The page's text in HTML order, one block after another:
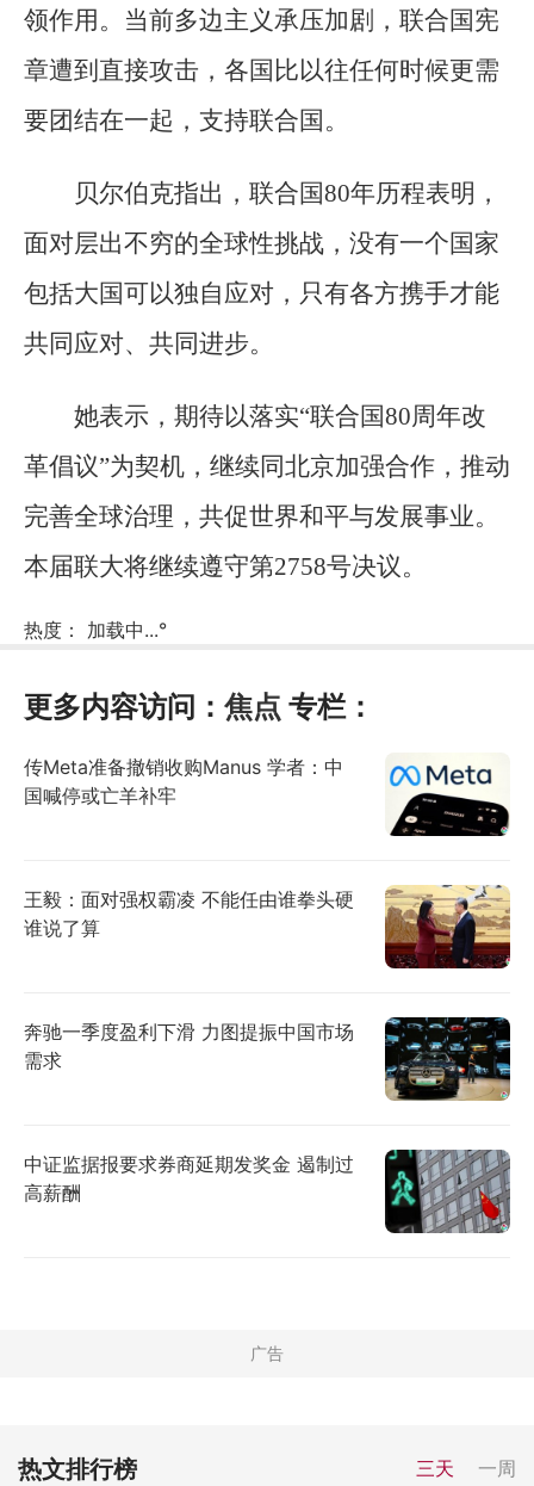
领作用。当前多边主义承压加剧，联合国宪
章遭到直接攻击，各国比以往任何时候更需
要团结在一起，支持联合国。
贝尔伯克指出，联合国80年历程表明，
面对层出不穷的全球性挑战，没有一个国家
包括大国可以独自应对，只有各方携手才能
共同应对、共同进步。
她表示，期待以落实“联合国80周年改
革倡议”为契机，继续同北京加强合作，推动
完善全球治理，共促世界和平与发展事业。
本届联大将继续遵守第2758号决议。
热度： 加载中...°
更多内容访问： 焦点 专栏：
传Meta准备撤销收购Manus 学者：中
国喊停或亡羊补牢
王毅：面对强权霸凌 不能任由谁拳头硬
谁说了算
奔驰一季度盈利下滑 力图提振中国市场
需求
中证监据报要求券商延期发奖金 遏制过
高薪酬
热文排行榜 三天 一周